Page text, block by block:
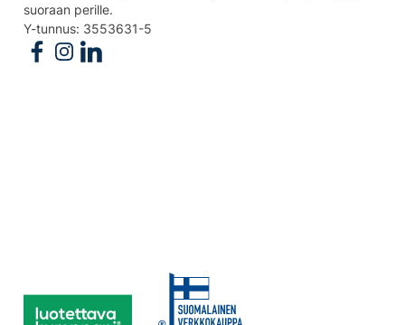
suoraan perille.
Y-tunnus: 3553631-5
Follow us on Facebook
Follow us on Instagram
Follow us on Linkedin